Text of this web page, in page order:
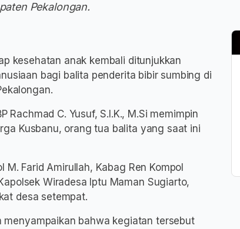
Pekalongan.
kesehatan anak kembali ditunjukkan
bagi balita penderita bibir sumbing di
Rachmad C. Yusuf, S.I.K., M.Si memimpin
Kusbanu, orang tua balita yang saat ini
Farid Amirullah, Kabag Ren Kompol
Wiradesa Iptu Maman Sugiarto,
desa setempat.
menyampaikan bahwa kegiatan tersebut